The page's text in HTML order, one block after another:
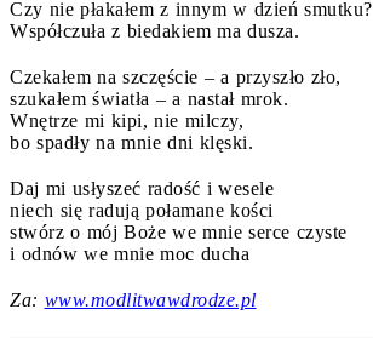
Czy nie płakałem z innym w dzień smutku?
Współczuła z biedakiem ma dusza.
Czekałem na szczęście – a przyszło zło,
szukałem światła – a nastał mrok.
Wnętrze mi kipi, nie milczy,
bo spadły na mnie dni klęski.
Daj mi usłyszeć radość i wesele
niech się radują połamane kości
stwórz o mój Boże we mnie serce czyste
i odnów we mnie moc ducha
Za: www.modlitwawdrodze.pl